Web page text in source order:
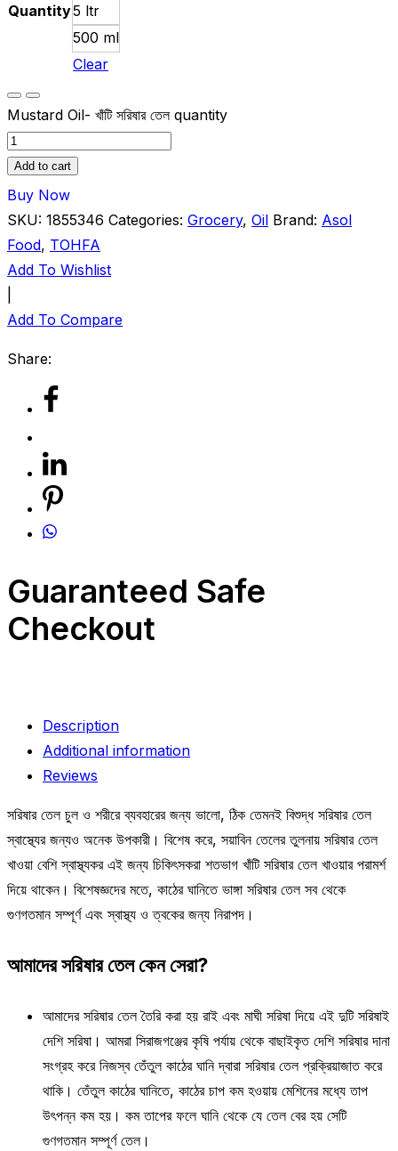
Quantity5 ltr
500 ml
Clear
Mustard Oil- খাঁটি সরিষার তেল quantity
Add to cart
Buy Now
SKU: 1855346 Categories: Grocery, Oil Brand: Asol
Food, TOHFA
Add To Wishlist
Add To Compare
Share:
Guaranteed Safe
Checkout
Description
Additional information
Reviews
সরিষার তেল চুল ও শরীরে ব্যবহারের জন্য ভালো, ঠিক তেমনই বিশুদ্ধ সরিষার তেল
স্বাস্থ্যের জন্যও অনেক উপকারী। বিশেষ করে, সয়াবিন তেলের তুলনায় সরিষার তেল
খাওয়া বেশি স্বাস্থ্যকর এই জন্য চিকিৎসকরা শতভাগ খাঁটি সরিষার তেল খাওয়ার পরামর্শ
দিয়ে থাকেন। বিশেষজ্ঞদের মতে, কাঠের ঘানিতে ভাঙ্গা সরিষার তেল সব থেকে
গুণগতমান সম্পূর্ণ এবং স্বাস্থ্য ও ত্বকের জন্য নিরাপদ।
আমাদের সরিষার তেল কেন সেরা?
আমাদের সরিষার তেল তৈরি করা হয় রাই এবং মাঘী সরিষা দিয়ে এই দুটি সরিষাই
দেশি সরিষা। আমরা সিরাজগঞ্জের কৃষি পর্যায় থেকে বাছাইকৃত দেশি সরিষার দানা
সংগ্রহ করে নিজস্ব তেঁতুল কাঠের ঘানি দ্বারা সরিষার তেল প্রক্রিয়াজাত করে
থাকি। তেঁতুল কাঠের ঘানিতে, কাঠের চাপ কম হওয়ায় মেশিনের মধ্যে তাপ
উৎপন্ন কম হয়। কম তাপের ফলে ঘানি থেকে যে তেল বের হয় সেটি
গুণগতমান সম্পূর্ণ তেল।